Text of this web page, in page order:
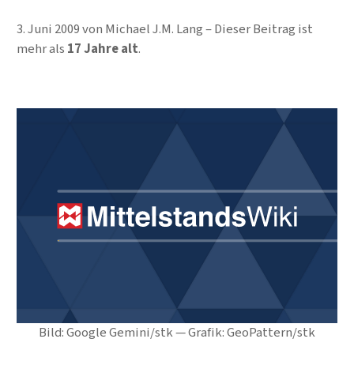
Bild: Google Gemini/stk — Grafik: GeoPattern/stk
3. Juni 2009von Michael J.M. Lang
Dieser Beitrag ist
mehr als 17 Jahre alt.